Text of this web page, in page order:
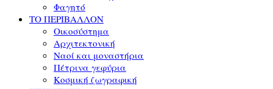
Φαγητό
ΤΟ ΠΕΡΙΒΑΛΛΟΝ
Οικοσύστημα
Αρχιτεκτονική
Ναοί και μοναστήρια
Πέτρινα γεφύρια
Κοσμική ζωγραφική